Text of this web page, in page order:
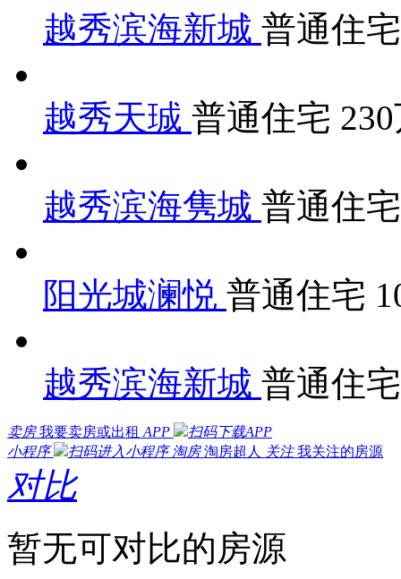
越秀滨海新城 普通住
越秀天珹 普通住宅
越秀滨海隽城 普通住
阳光城澜悦 普通住宅
越秀滨海新城 普通住
卖房 我要卖房或出租 APP
扫码下载APP
小程序
扫码进入小程序 淘房 淘房超人 关注 我关注的房源
对比
暂无可对比的房源